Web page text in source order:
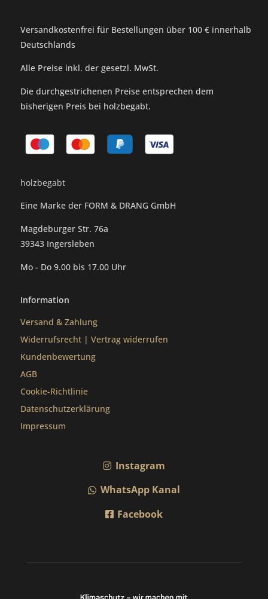
Versandkostenfrei für Bestellungen über 100 € innerhalb
Deutschlands
Alle Preise inkl. der gesetzl. MwSt.
Die durchgestrichenen Preise entsprechen dem
bisherigen Preis bei holzbegabt.
holzbegabt
Eine Marke der FORM & DRANG GmbH
Magdeburger Str. 76a
39343 Ingersleben
Mo - Do 9.00 bis 17.00 Uhr
Information
Versand & Zahlung
Widerrufsrecht |Vertrag widerrufen
Kundenbewertung
AGB
Cookie-Richtlinie
Datenschutzerklärung
Impressum
Instagram
WhatsApp Kanal
Facebook